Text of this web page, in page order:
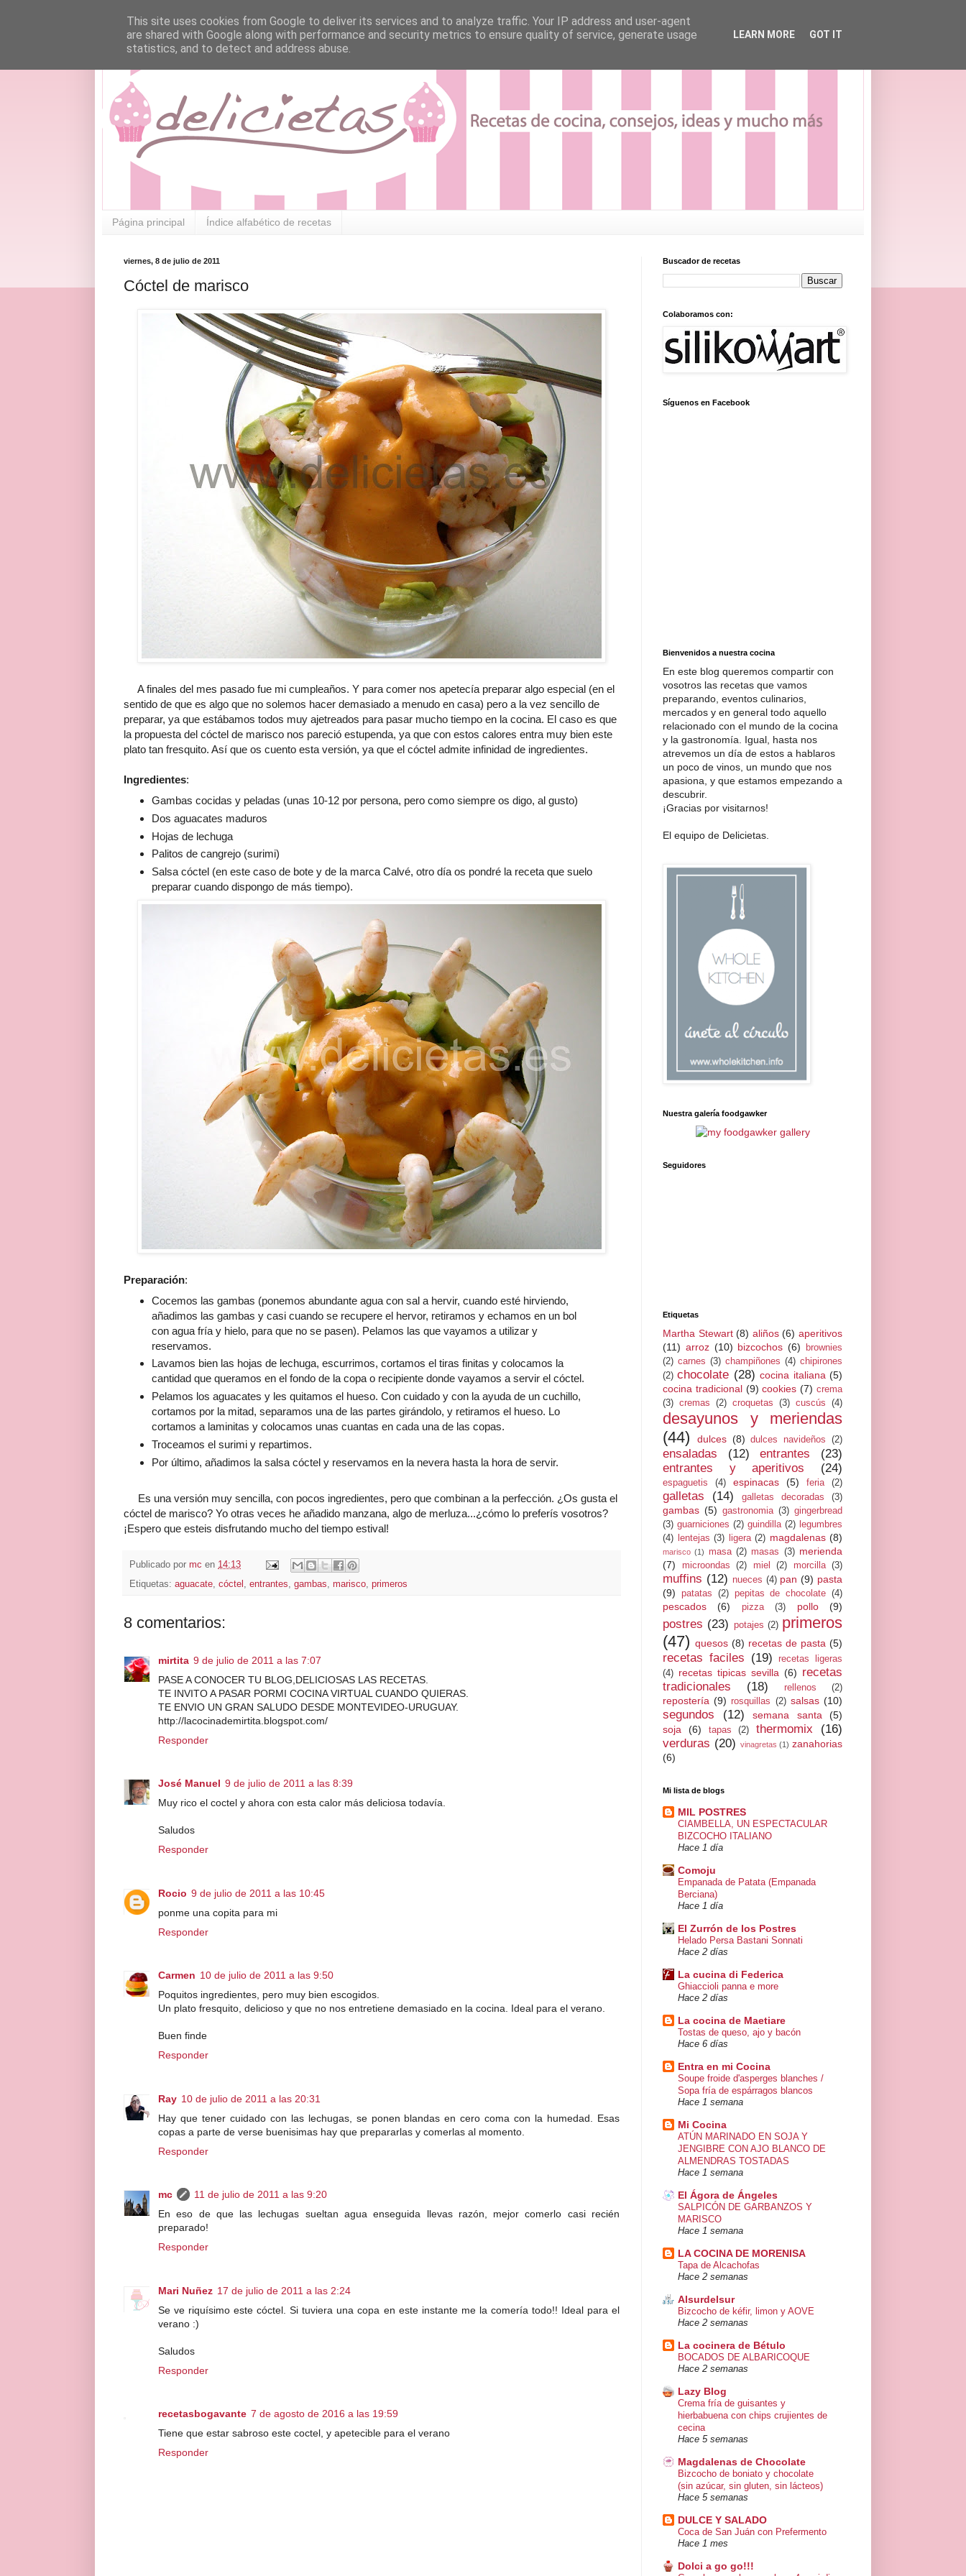
Página principal Índice alfabético de recetas
viernes, 8 de julio de 2011
Cóctel de marisco
A finales del mes pasado fue mi cumpleaños. Y para comer nos apetecía preparar algo especial (en el
sentido de que es algo que no solemos hacer demasiado a menudo en casa) pero a la vez sencillo de
preparar, ya que estábamos todos muy ajetreados para pasar mucho tiempo en la cocina. El caso es que
la propuesta del cóctel de marisco nos pareció estupenda, ya que con estos calores entra muy bien este
plato tan fresquito. Así que os cuento esta versión, ya que el cóctel admite infinidad de ingredientes.
Ingredientes:
Gambas cocidas y peladas (unas 10-12 por persona, pero como siempre os digo, al gusto)
Dos aguacates maduros
Hojas de lechuga
Palitos de cangrejo (surimi)
Salsa cóctel (en este caso de bote y de la marca Calvé, otro día os pondré la receta que suelo
preparar cuando dispongo de más tiempo).
Preparación:
Cocemos las gambas (ponemos abundante agua con sal a hervir, cuando esté hirviendo,
añadimos las gambas y casi cuando se recupere el hervor, retiramos y echamos en un bol
con agua fría y hielo, para que no se pasen). Pelamos las que vayamos a utilizar y
reservamos.
Lavamos bien las hojas de lechuga, escurrimos, cortamos el tiras finitas y colocamos la
cantidad que queramos en el fondo de la copa o recipiente donde vayamos a servir el cóctel.
Pelamos los aguacates y les quitamos el hueso. Con cuidado y con la ayuda de un cuchillo,
cortamos por la mitad, separamos una de las partes girándolo, y retiramos el hueso. Lo
cortamos a laminitas y colocamos unas cuantas en cada una de las copas.
Troceamos el surimi y repartimos.
Por último, añadimos la salsa cóctel y reservamos en la nevera hasta la hora de servir.
Es una versión muy sencilla, con pocos ingredientes, pero que combinan a la perfección. ¿Os gusta el
cóctel de marisco? Yo otras veces he añadido manzana, algo de merluza...¿cómo lo preferís vosotros?
¡Espero que esteis disfrutando mucho del tiempo estival!
Publicado por mc en 14:13
Etiquetas: aguacate, cóctel , entrantes, gambas, marisco, primeros
8 comentarios:
mirtita 9 de julio de 2011 a las 7:07
PASE A CONOCER TU BLOG,DELICIOSAS LAS RECETAS.
TE INVITO A PASAR PORMI COCINA VIRTUAL CUANDO QUIERAS.
TE ENVIO UN GRAN SALUDO DESDE MONTEVIDEO-URUGUAY.
http://lacocinademirtita.blogspot.com/
Responder
José Manuel 9 de julio de 2011 a las 8:39
Muy rico el coctel y ahora con esta calor más deliciosa todavía.
Saludos
Responder
Rocio 9 de julio de 2011 a las 10:45
ponme una copita para mi
Responder
Carmen 10 de julio de 2011 a las 9:50
Poquitos ingredientes, pero muy bien escogidos.
Un plato fresquito, delicioso y que no nos entretiene demasiado en la cocina. Ideal para el verano.
Buen finde
Responder
Ray 10 de julio de 2011 a las 20:31
Hay que tener cuidado con las lechugas, se ponen blandas en cero coma con la humedad. Esas
copas a parte de verse buenisimas hay que prepararlas y comerlas al momento.
Responder
mc
11 de julio de 2011 a las 9:20
En eso de que las lechugas sueltan agua enseguida llevas razón, mejor comerlo casi recién
preparado!
Responder
Mari Nuñez 17 de julio de 2011 a las 2:24
Se ve riquísimo este cóctel. Si tuviera una copa en este instante me la comería todo!! Ideal para el
verano :)
Saludos
Responder
recetasbogavante 7 de agosto de 2016 a las 19:59
Tiene que estar sabroso este coctel, y apetecible para el verano
Responder
Buscador de recetas
Colaboramos con:
Síguenos en Facebook
Bienvenidos a nuestra cocina
En este blog queremos compartir con
vosotros las recetas que vamos
preparando, eventos culinarios,
mercados y en general todo aquello
relacionado con el mundo de la cocina
y la gastronomía. Igual, hasta nos
atrevemos un día de estos a hablaros
un poco de vinos, un mundo que nos
apasiona, y que estamos empezando a
descubrir.
¡Gracias por visitarnos!
El equipo de Delicietas.
Nuestra galería foodgawker
Seguidores
Etiquetas
Martha Stewart (8) aliños (6) aperitivos
(11) arroz (10) bizcochos (6)
brownies
(2) carnes (3) champiñones (4) chipirones
(2) chocolate (28) cocina italiana (5)
cocina tradicional (9) cookies (7) crema
(3) cremas (2) croquetas (3) cuscús (4)
desayunos y meriendas
(44)
dulces (8) dulces navideños (2)
ensaladas (12) entrantes
(23)
entrantes y aperitivos
(24)
espaguetis (4) espinacas (5) feria (2)
galletas (14) galletas decoradas (3)
gambas (5) gastronomia (3) gingerbread
(3) guarniciones (2) guindilla (2) legumbres
(4)
lentejas (3) ligera (2) magdalenas (8)
marisco (1) masa (2) masas (3) merienda
(7)
microondas (2) miel (2) morcilla (3)
muffins (12) nueces (4) pan (9) pasta
(9)
patatas (2) pepitas de chocolate (4)
pescados (6) pizza (3) pollo (9)
postres (23) potajes (2) primeros
(47) quesos (8) recetas de pasta (5)
recetas faciles (19)
recetas ligeras
(4) recetas tipicas sevilla (6) recetas
tradicionales
(18) rellenos (2)
repostería (9) rosquillas (2) salsas (10)
segundos (12) semana santa
(5)
soja
(6) tapas (2) thermomix
(16)
verduras (20) vinagretas (1) zanahorias
(6)
Mi lista de blogs
MIL POSTRES
CIAMBELLA, UN ESPECTACULAR
BIZCOCHO ITALIANO
Hace 1 día
Comoju
Empanada de Patata (Empanada
Berciana)
Hace 1 día
El Zurrón de los Postres
Helado Persa Bastani Sonnati
Hace 2 días
La cucina di Federica
Ghiaccioli panna e more
Hace 2 días
La cocina de Maetiare
Tostas de queso, ajo y bacón
Hace 6 días
Entra en mi Cocina
Soupe froide d'asperges blanches /
Sopa fría de espárragos blancos
Hace 1 semana
Mi Cocina
ATÚN MARINADO EN SOJA Y
JENGIBRE CON AJO BLANCO DE
ALMENDRAS TOSTADAS
Hace 1 semana
El Ágora de Ángeles
SALPICÓN DE GARBANZOS Y
MARISCO
Hace 1 semana
LA COCINA DE MORENISA
Tapa de Alcachofas
Hace 2 semanas
Alsurdelsur
Bizcocho de kéfir, limon y AOVE
Hace 2 semanas
La cocinera de Bétulo
BOCADOS DE ALBARICOQUE
Hace 2 semanas
Lazy Blog
Crema fría de guisantes y
hierbabuena con chips crujientes de
cecina
Hace 5 semanas
Magdalenas de Chocolate
Bizcocho de boniato y chocolate
(sin azúcar, sin gluten, sin lácteos)
Hace 5 semanas
DULCE Y SALADO
Coca de San Juán con Prefermento
Hace 1 mes
Dolci a go go!!!
This site uses cookies from Google to deliver its services and to analyze traffic. Your IP address and user-agent
are shared with Google along with performance and security metrics to ensure quality of service, generate usage
statistics, and to detect and address abuse.
LEARN MORE GOT IT